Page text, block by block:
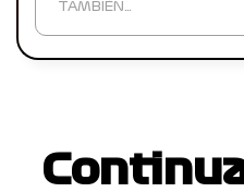
TAMBIÉN…